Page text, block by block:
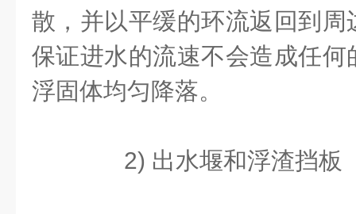
散，并以平缓的环流返回到
保证进水的流速不会造成任
浮固体均匀降落。
2) 出水堰和浮渣挡板